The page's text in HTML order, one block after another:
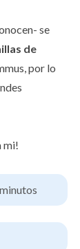
se
de
por lo
mi!